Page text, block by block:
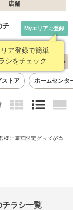
店舗
チ
ア登録で簡単
シをチェック
Myエリアに登録
新着順
ストア ホームセンタ
様に豪華限定グッズが当
チラシ一覧